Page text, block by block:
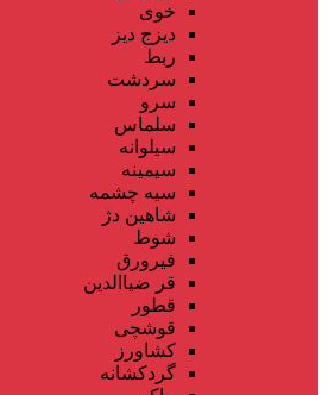
خوی
دیزج دیز
ربط
سردشت
سرو
سلماس
سیلوانه
سیمینه
سیه چشمه
شاهین دژ
شوط
فیرورق
قر ضیاالدین
قطور
قوشچی
کشاورز
گردکشانه